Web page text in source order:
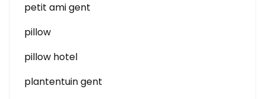
petit ami gent
pillow
pillow hotel
plantentuin gent